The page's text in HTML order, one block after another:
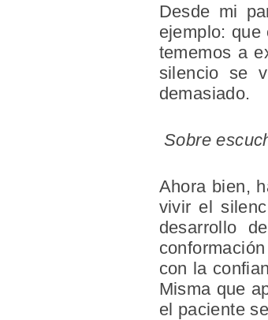
Desde mi
ejemplo:
tememos a
silencio se
demasiado.
Sobre
Ahora bien,
vivir el
desarrollo
con la
Misma que
el paciente